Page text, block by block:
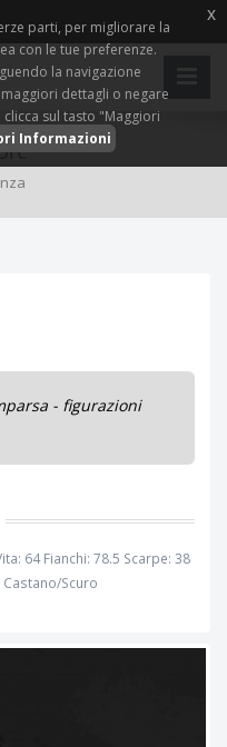
- figurazioni
64 Fianchi: 78.5 Scarpe: 38
Scuro
parti, per migliorare la
con le tue preferenze.
la navigazione
dettagli o negare
sul tasto "Maggiori
Informazioni
x